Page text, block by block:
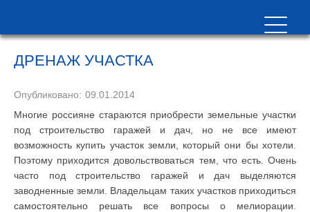
ДРЕНАЖ УЧАСТКА
Опубликовано: 09.01.2014
Многие россияне стараются приобрести земельные участки
под строительство гаражей и дач, но не все имеют
возможность купить участок земли, который они бы хотели.
Поэтому приходится довольствоваться тем, что есть. Очень
часто под строительство гаражей и дач выделяются
заводненные земли. Владельцам таких участков приходиться
самостоятельно решать все вопросы о мелиорации.